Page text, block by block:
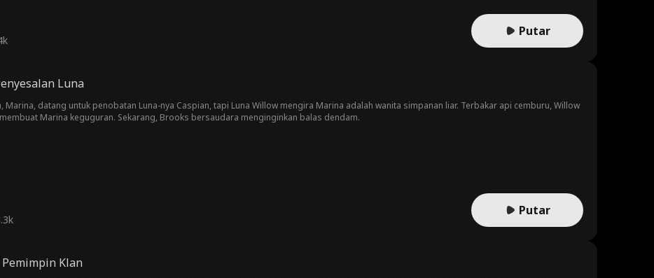
Putar
Luna
Marina, datang untuk penobatan Luna-nya Caspian, tapi Luna Willow mengira Marina adalah wanita simpanan liar. Terbakar api cemburu, Willow
Marina keguguran. Sekarang, Brooks bersaudara menginginkan balas dendam.
Putar
Klan